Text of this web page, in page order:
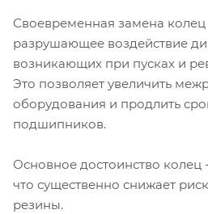
Своевременная замена колец
разрушающее воздействие
возникающих при пусках и
Это позволяет увеличить
оборудования и продлить
подшипников.
Основное достоинство колец
что существенно снижает
резины.